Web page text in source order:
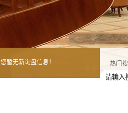
您暂无新询盘信息！ 热门